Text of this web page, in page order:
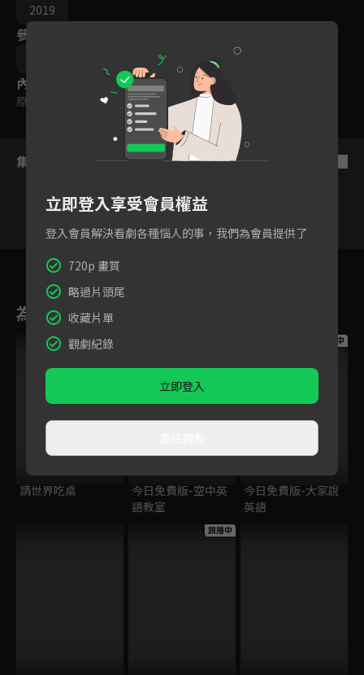
2019
參與演員
Blue藍振維
內容標籤
原創
集數列表
2
為您推薦
跟播中
請世界吃桌
今日免費版-空中英
語教室
跟播中
今日免費版-大家說
英語
跟播中
立即登入享受會員權益
登入會員解決看劇各種惱人的事，我們為會員提供了
720p 畫質
略過片頭尾
收藏片單
觀劇紀錄
立即登入